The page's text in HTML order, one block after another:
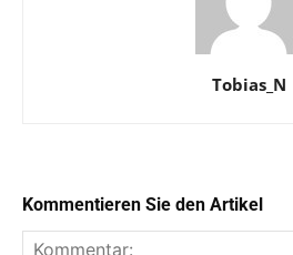
Tobias_N
Kommentieren Sie den Artikel